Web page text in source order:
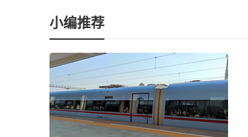
小编推荐